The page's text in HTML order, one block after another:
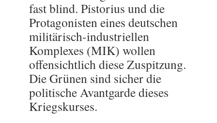
fast blind. Pistorius und die
Protagonisten eines deutschen
militärisch-industriellen
Komplexes (MIK) wollen
offensichtlich diese Zuspitzung.
Die Grünen sind sicher die
politische Avantgarde dieses
Kriegskurses.